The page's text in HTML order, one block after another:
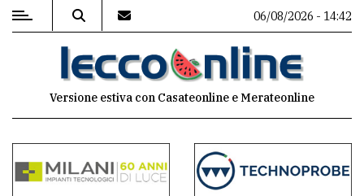
MENU
commenti
06/08/2026 - 14:42
Versione estiva con Casateonline e Merateonline